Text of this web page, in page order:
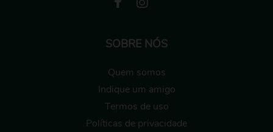
SOBRE NÓS
Quem somos
Indique um amigo
Termos de uso
Políticas de privacidade